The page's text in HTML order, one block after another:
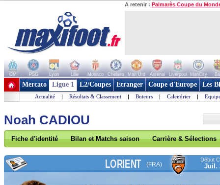
A retenir : Palmarès Coupe du
OM PSG Lyon Lille Monaco Chelsea Man Utd Arsenal Liverpool ManCity
+ de clubs
Mercato Ligue 1 L2/Coupes Etranger Coupe d'Europe Les
Actualité | Résultats & Classement | Buteurs | Calendrier |
Noah CADIOU
Fiche d'identité Bilan et Matchs saison Carrière & Sélections
LORIENT (FRA)
Début
Juil.